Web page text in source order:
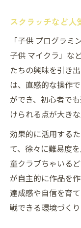
スクラッチなど人
「子供 プログラ
子供 マイクラ」な
たちの興味を引き
は、直感的な操作
ができ、初心者で
けられる点が大きな
効果的に活用する
て、徐々に難易度
童クラブちゃいる
が自主的に作品を
達成感や自信を育
戦できる環境づく